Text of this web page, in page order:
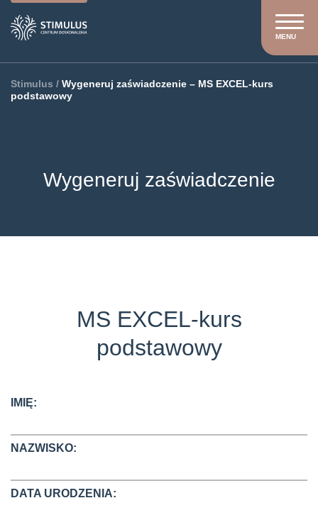
MENU
Stimulus / Wygeneruj zaświadczenie – MS EXCEL-kurs
podstawowy
Wygeneruj zaświadczenie
MS EXCEL-kurs
podstawowy
IMIĘ:
NAZWISKO:
DATA URODZENIA: